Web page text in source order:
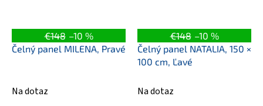
€148 –10 %
Čelný panel MILENA, Pravé
Na dotaz
€148 –10 %
Čelný panel NATALIA, 150 ×
100 cm, Ľavé
Na dotaz